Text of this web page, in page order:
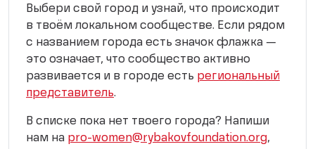
Выбери свой город и узнай, что происходит
в твоём локальном сообществе. Если рядом
с названием города есть значок флажка —
это означает, что сообщество активно
развивается и в городе есть региональный
представитель.
В списке пока нет твоего города? Напиши
нам на pro-women@rybakovfoundation.org,